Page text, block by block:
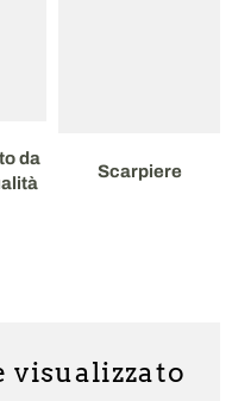
da
Scarpiere
visualizzato